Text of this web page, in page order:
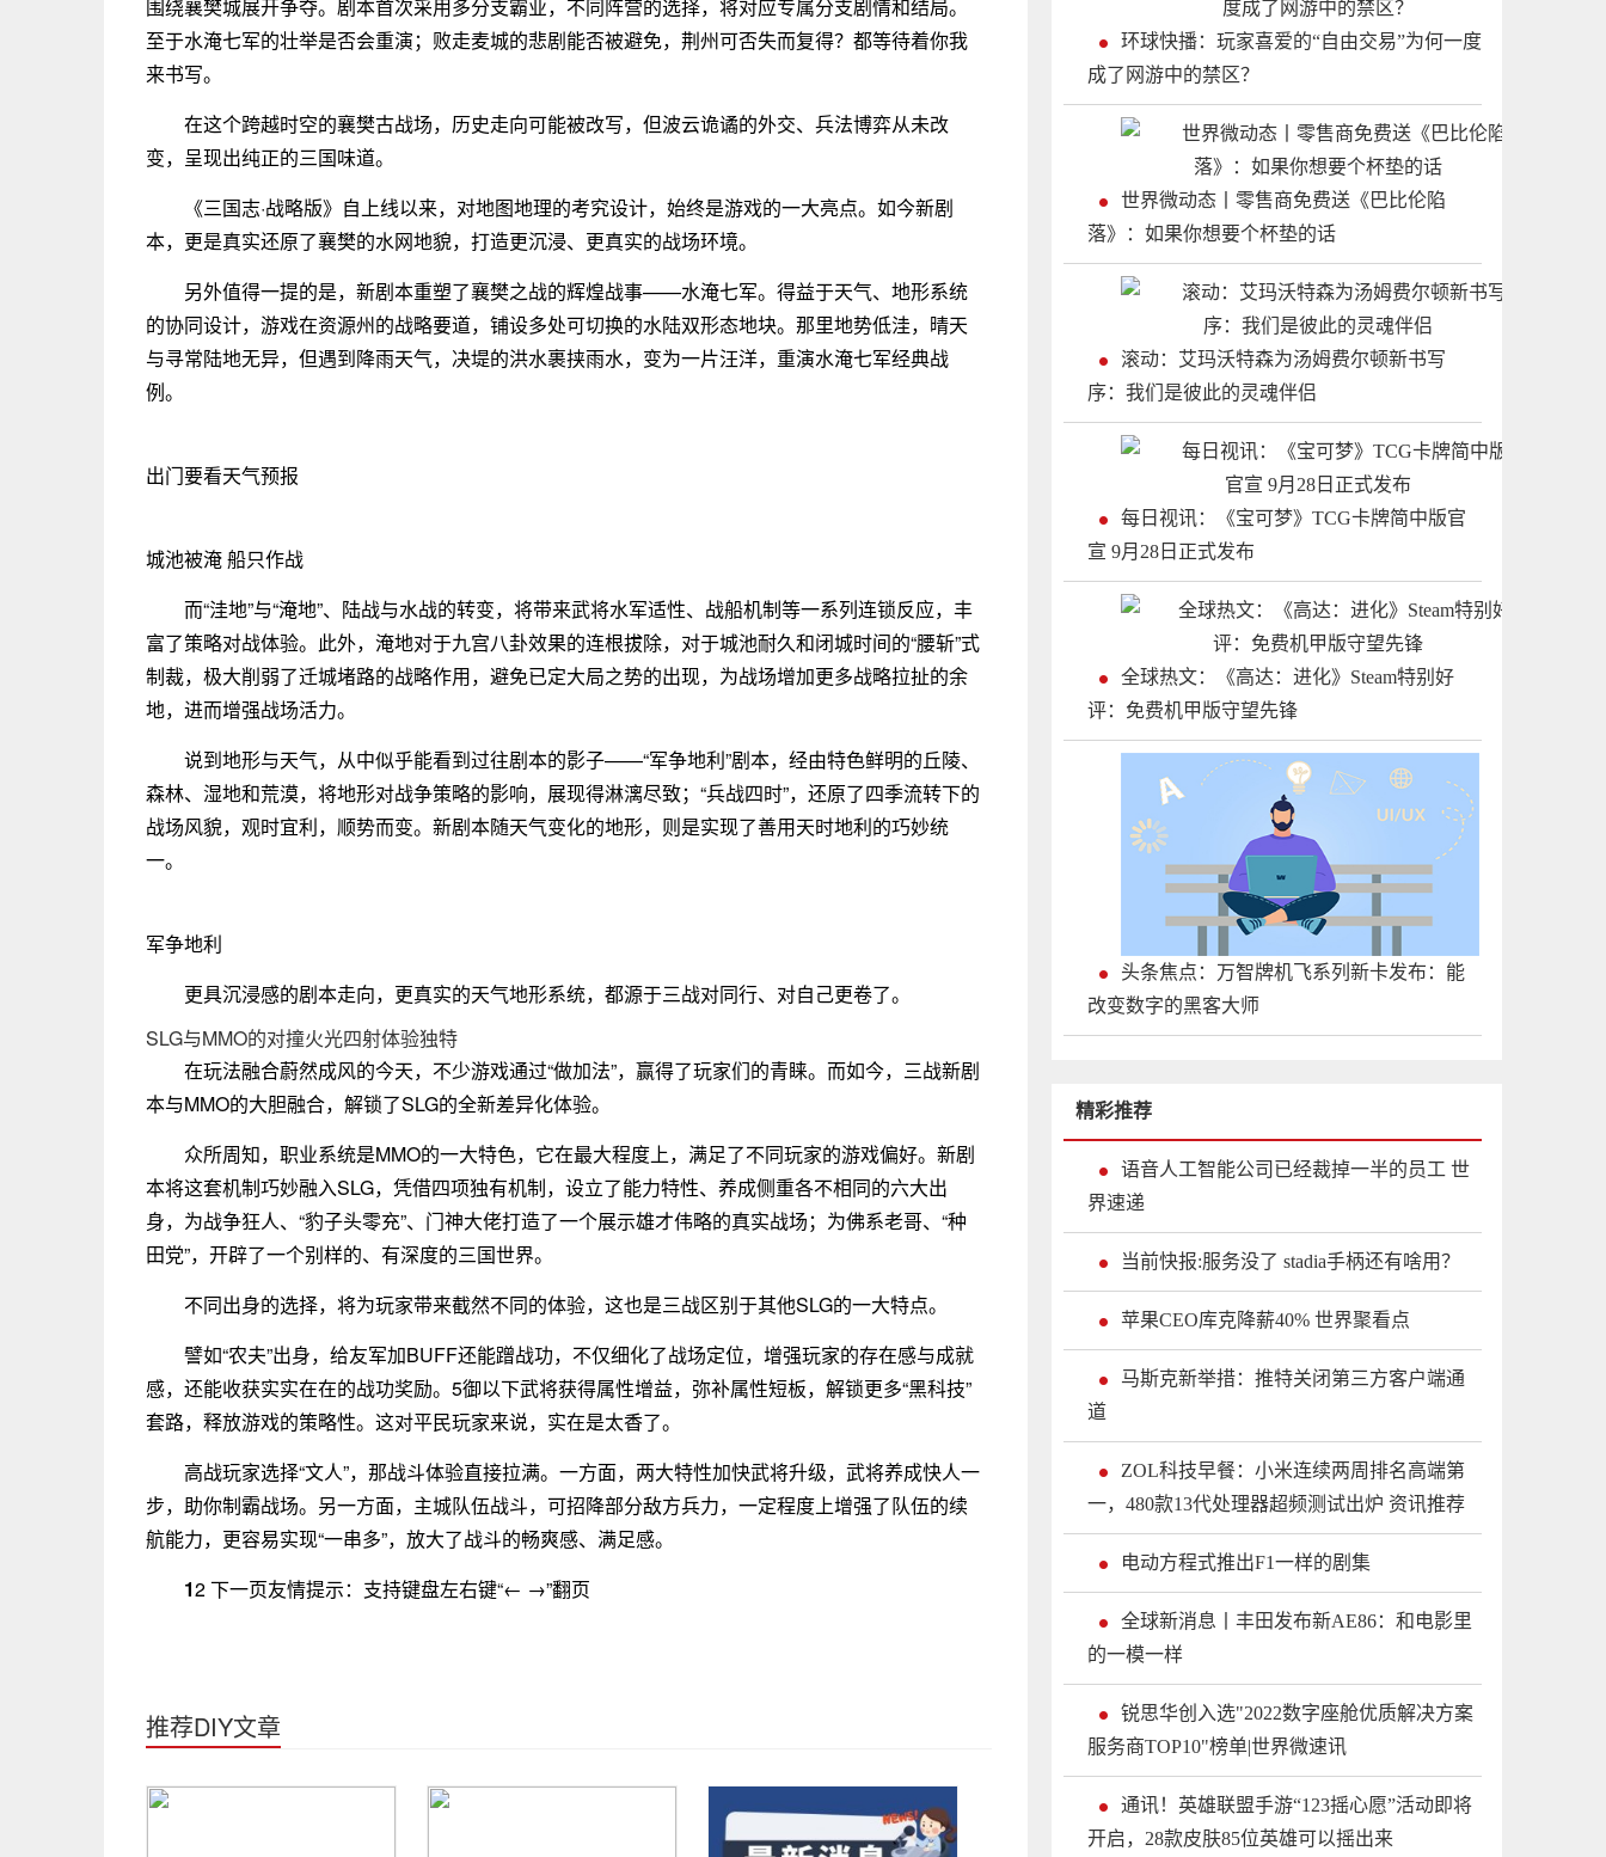
围绕襄樊城展开争夺。剧本首次采用多分支霸业，不同阵营的选择，将对应专属分支剧情和结局。
至于水淹七军的壮举是否会重演；败走麦城的悲剧能否被避免，荆州可否失而复得？都等待着你我
来书写。
在这个跨越时空的襄樊古战场，历史走向可能被改写，但波云诡谲的外交、兵法博弈从未改
变，呈现出纯正的三国味道。
《三国志·战略版》自上线以来，对地图地理的考究设计，始终是游戏的一大亮点。如今新剧
本，更是真实还原了襄樊的水网地貌，打造更沉浸、更真实的战场环境。
另外值得一提的是，新剧本重塑了襄樊之战的辉煌战事——水淹七军。得益于天气、地形系统
的协同设计，游戏在资源州的战略要道，铺设多处可切换的水陆双形态地块。那里地势低洼，晴天
与寻常陆地无异，但遇到降雨天气，决堤的洪水裹挟雨水，变为一片汪洋，重演水淹七军经典战
例。
出门要看天气预报
城池被淹 船只作战
而“洼地”与“淹地”、陆战与水战的转变，将带来武将水军适性、战船机制等一系列连锁反应，丰
富了策略对战体验。此外，淹地对于九宫八卦效果的连根拔除，对于城池耐久和闭城时间的“腰斩”式
制裁，极大削弱了迁城堵路的战略作用，避免已定大局之势的出现，为战场增加更多战略拉扯的余
地，进而增强战场活力。
说到地形与天气，从中似乎能看到过往剧本的影子——“军争地利”剧本，经由特色鲜明的丘陵、
森林、湿地和荒漠，将地形对战争策略的影响，展现得淋漓尽致；“兵战四时”，还原了四季流转下的
战场风貌，观时宜利，顺势而变。新剧本随天气变化的地形，则是实现了善用天时地利的巧妙统
一。
军争地利
更具沉浸感的剧本走向，更真实的天气地形系统，都源于三战对同行、对自己更卷了。
SLG与MMO的对撞火光四射体验独特
在玩法融合蔚然成风的今天，不少游戏通过“做加法”，赢得了玩家们的青睐。而如今，三战新剧
本与MMO的大胆融合，解锁了SLG的全新差异化体验。
众所周知，职业系统是MMO的一大特色，它在最大程度上，满足了不同玩家的游戏偏好。新剧
本将这套机制巧妙融入SLG，凭借四项独有机制，设立了能力特性、养成侧重各不相同的六大出
身，为战争狂人、“豹子头零充”、门神大佬打造了一个展示雄才伟略的真实战场；为佛系老哥、“种
田党”，开辟了一个别样的、有深度的三国世界。
不同出身的选择，将为玩家带来截然不同的体验，这也是三战区别于其他SLG的一大特点。
譬如“农夫”出身，给友军加BUFF还能蹭战功，不仅细化了战场定位，增强玩家的存在感与成就
感，还能收获实实在在的战功奖励。5御以下武将获得属性增益，弥补属性短板，解锁更多“黑科技”
套路，释放游戏的策略性。这对平民玩家来说，实在是太香了。
高战玩家选择“文人”，那战斗体验直接拉满。一方面，两大特性加快武将升级，武将养成快人一
步，助你制霸战场。另一方面，主城队伍战斗，可招降部分敌方兵力，一定程度上增强了队伍的续
航能力，更容易实现“一串多”，放大了战斗的畅爽感、满足感。
12 下一页友情提示：支持键盘左右键“← →”翻页
推荐DIY文章
环球快播：玩家喜爱的“自由交易”为何一度
成了网游中的禁区？
世界微动态丨零售商免费送《巴比伦陷
落》：如果你想要个杯垫的话
滚动：艾玛沃特森为汤姆费尔顿新书写
序：我们是彼此的灵魂伴侣
每日视讯：《宝可梦》TCG卡牌简中版官
宣 9月28日正式发布
全球热文：《高达：进化》Steam特别好
评：免费机甲版守望先锋
头条焦点：万智牌机飞系列新卡发布：能
改变数字的黑客大师
精彩推荐
语音人工智能公司已经裁掉一半的员工 世
界速递
当前快报:服务没了 stadia手柄还有啥用？
苹果CEO库克降薪40% 世界聚看点
马斯克新举措：推特关闭第三方客户端通
道
ZOL科技早餐：小米连续两周排名高端第
一，480款13代处理器超频测试出炉 资讯推荐
电动方程式推出F1一样的剧集
全球新消息丨丰田发布新AE86：和电影里
的一模一样
锐思华创入选"2022数字座舱优质解决方案
服务商TOP10"榜单|世界微速讯
通讯！英雄联盟手游“123摇心愿”活动即将
开启，28款皮肤85位英雄可以摇出来